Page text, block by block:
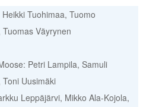
Tuohimaa, Tuomo
Väyrynen
Petri Lampila, Samuli
Uusimäki
Leppäjärvi, Mikko Ala-Kojola,